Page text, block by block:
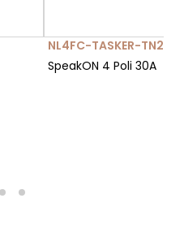
NL4FC-TASKER-TN294
SpeakON 4 Poli 30A